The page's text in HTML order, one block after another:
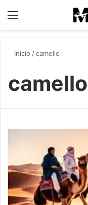
Inicio /camello
camello